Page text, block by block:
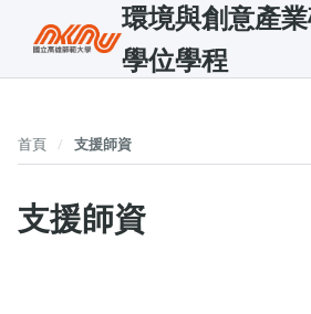
環境與創意產
學位學程
首頁 支援師資
支援師資